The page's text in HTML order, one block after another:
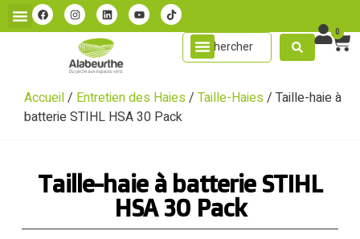
0
Accueil/ Entretien des Haies / Taille-Haies / Taille-haie à
batterie STIHL HSA 30 Pack
Taille-haie à batterie STIHL
HSA 30 Pack